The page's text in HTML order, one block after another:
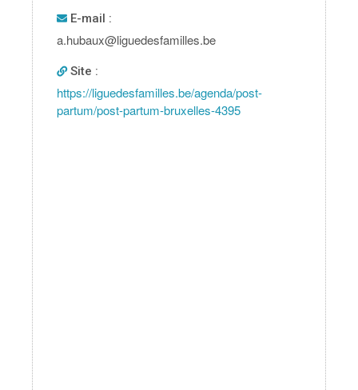
E-mail :
a.hubaux@liguedesfamilles.be
Site :
https://liguedesfamilles.be/agenda/post-
partum/post-partum-bruxelles-4395